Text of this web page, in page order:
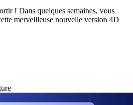
! Dans quelques semaines, vous
merveilleuse nouvelle version 4D